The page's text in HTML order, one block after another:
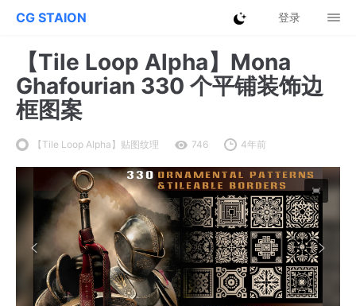
CG STAION 登录
【Tile Loop Alpha】Mona
Ghafourian 330 个平铺装饰边
框图案
【Tile Loop Alpha】贴图纹理 746 4年前